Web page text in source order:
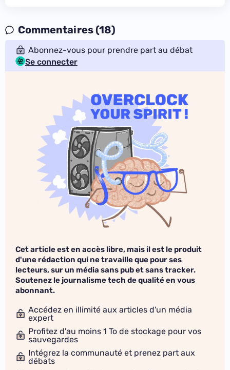
Commentaires (18)
Abonnez-vous pour prendre part au débat
Se connecter
Cet article est en accès libre, mais il est le produit
d'une rédaction qui ne travaille que pour ses
lecteurs, sur un média sans pub et sans tracker.
Soutenez le journalisme tech de qualité en vous
abonnant.
Accédez en illimité aux articles d'un média
expert
Profitez d'au moins 1 To de stockage pour vos
sauvegardes
Intégrez la communauté et prenez part aux
débats